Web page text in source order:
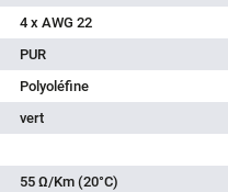
4 x AWG 22
PUR
Polyoléfine
vert
55 Ω/Km (20°C)